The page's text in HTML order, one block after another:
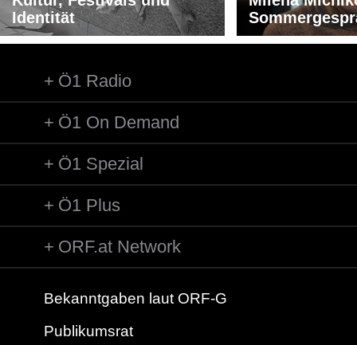
Identität
Ö1 Radio
Ö1 On Demand
Ö1 Spezial
Ö1 Plus
ORF.at Network
Bekanntgaben laut ORF-G
Publikumsrat